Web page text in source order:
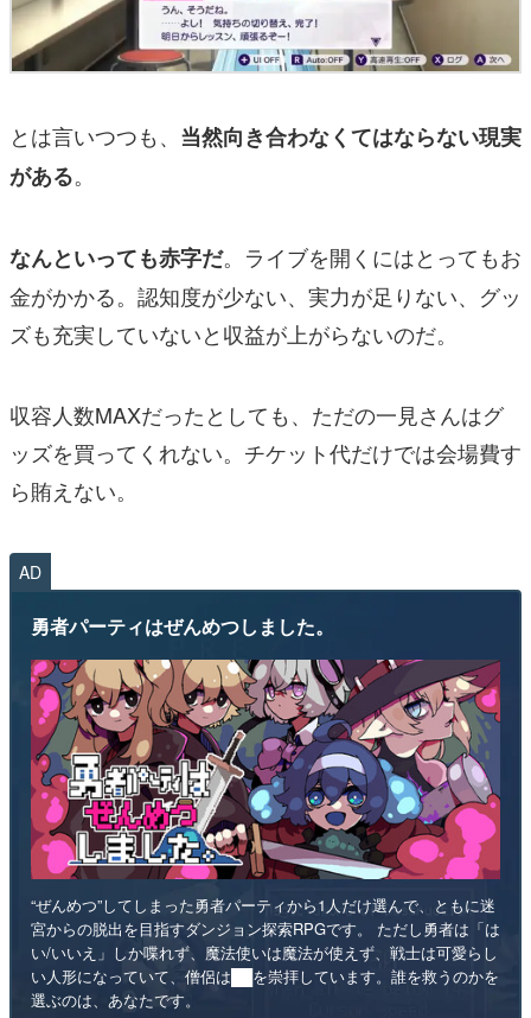
とは言いつつも、 当然向き合わなくてはならない現実
がある。
なんといっても赤字だ。ライブを開くにはとってもお
金がかかる。認知度が少ない、実力が足りない、グッ
ズも充実していないと収益が上がらないのだ。
収容人数MAXだったとしても、ただの一見さんはグ
ッズを買ってくれない。チケット代だけでは会場費す
ら賄えない。
AD
勇者パーティはぜんめつしました。
“ぜんめつ”してしまった勇者パーティから1人だけ選んで、ともに迷
宮からの脱出を目指すダンジョン探索RPGです。 ただし勇者は「は
い/いいえ」しか喋れず、魔法使いは魔法が使えず、戦士は可愛らし
い人形になっていて、僧侶は██を崇拝しています。誰を救うのかを
選ぶのは、あなたです。